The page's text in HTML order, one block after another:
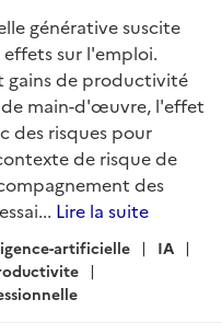
générative suscite
sur l'emploi.
gains de productivité
main-d'œuvre, l'effet
des risques pour
de risque de
des
Lire la suite
artificielle
IA